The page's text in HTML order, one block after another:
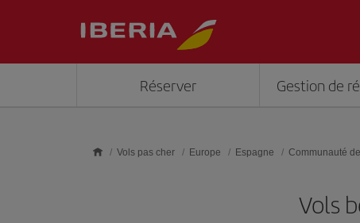
Réserver Gestion de
Vols pas cher Europe Espagne Communauté
Vols